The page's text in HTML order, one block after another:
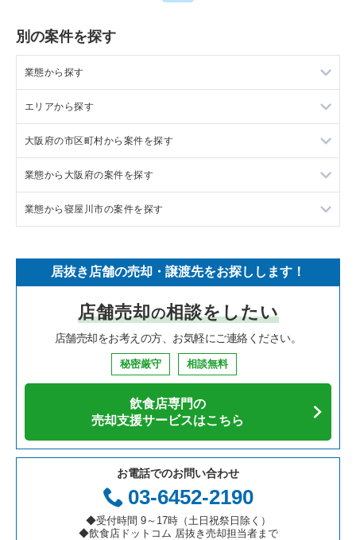
別の案件を探す
業態から探す
ラーメンの居抜き売却物件の案件一覧
フランス料理の居抜き売却物件の案件一覧
イタリア料理の居抜き売却物件の案件一覧
中華の居抜き売却物件の案件一覧
寿司の居抜き売却物件の案件一覧
焼肉の居抜き売却物件の案件一覧
鉄板焼き・お好み焼の居抜き売却物件の案件一覧
カフェの居抜き売却物件の案件一覧
テイクアウトの居抜き売却物件の案件一覧
お弁当・惣菜・デリの居抜き売却物件の案件一覧
カラオケ・パブ・スナックの居抜き売却物件の案件一覧
エリアから探す
東京23区の飲食店の居抜き売却物件の案件一覧
東京都下の飲食店の居抜き売却物件の案件一覧
千葉県の飲食店の居抜き売却物件の案件一覧
神奈川県の飲食店の居抜き売却物件の案件一覧
大阪府の飲食店の居抜き売却物件の案件一覧
兵庫県の飲食店の居抜き売却物件の案件一覧
愛知県の飲食店の居抜き売却物件の案件一覧
岐阜県の飲食店の居抜き売却物件の案件一覧
三重県の飲食店の居抜き売却物件の案件一覧
大阪府の市区町村から案件を探す
大阪市北区の飲食店の居抜き売却物件の案件一覧
大阪市中央区の飲食店の居抜き売却物件の案件一覧
堺市北区の飲食店の居抜き売却物件の案件一覧
堺市中区の飲食店の居抜き売却物件の案件一覧
大阪市西区の飲食店の居抜き売却物件の案件一覧
大阪市福島区の飲食店の居抜き売却物件の案件一覧
豊中市の飲食店の居抜き売却物件の案件一覧
大阪市都島区の飲食店の居抜き売却物件の案件一覧
大阪市阿倍野区の飲食店の居抜き売却物件の案件一覧
業態から大阪府の案件を探す
大阪府のラーメンの居抜き売却物件の案件一覧
大阪府のイタリア料理の居抜き売却物件の案件一覧
大阪府の中華の居抜き売却物件の案件一覧
大阪府のそば・うどんの居抜き売却物件の案件一覧
大阪府の焼肉の居抜き売却物件の案件一覧
大阪府の鉄板焼き・お好み焼の居抜き売却物件の案件一覧
大阪府のアジア料理の居抜き売却物件の案件一覧
大阪府のカフェの居抜き売却物件の案件一覧
業態から寝屋川市の案件を探す
寝屋川市の鉄板焼き・お好み焼の居抜き売却物件の案件一覧
寝屋川市のカフェの居抜き売却物件の案件一覧
寝屋川市のカラオケ・パブ・スナックの居抜き売却物件の案件
寝屋川市のバーの居抜き売却物件の案件一覧
寝屋川市の居酒屋・ダイニングバーの居抜き売却物件の案件一
覧
寝屋川市の洋食の居抜き売却物件の案件一覧
寝屋川市のその他の居抜き売却物件の案件一覧
居抜き店舗の売却・譲渡先をお探しします！
店舗売却の相談をしたい
店舗売却をお考えの方、お気軽にご連絡ください。
秘密厳守 相談無料
飲食店専門の
売却支援サービスはこちら
お電話でのお問い合わせ
03-6452-2190
◆受付時間 9～17時（土日祝祭日除く）
◆飲食店ドットコム 居抜き売却担当者まで